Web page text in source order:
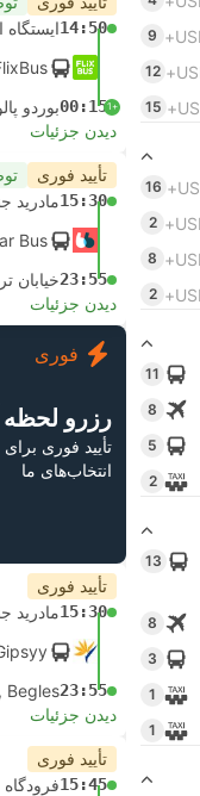
9
12
15
16
2
8
2
11
8
5
2
13
8
3
1
1
14:50
+1
00:15بوردو
دیدن جزئیات
تأیید فوری
15:30مادرید
Bus
23:55خیابان
دیدن جزئیات
فوری
رزرو
تأیید فوری برای
انتخاب‌های ما
تأیید فوری
15:30مادرید
23:55
Begles
دیدن جزئیات
تأیید فوری
15:45فرودگاه